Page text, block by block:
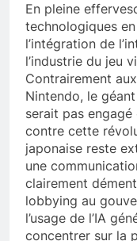
En pleine
technologiques
l’intégration de
l’industrie du jeu
Contrairement
Nintendo, le
serait pas
contre cette
japonaise reste
une
clairement
lobbying au
l’usage de l’IA
concentrer sur la